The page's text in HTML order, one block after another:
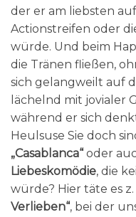
der er am liebsten
Actionstreifen oder
würde. Und beim
die Tränen fließen,
sich gelangweilt auf
lächelnd mit jovialer
während er sich
Heulsuse Sie doch
„Casablanca“ oder
Liebeskomödie, die
würde? Hier täte es z.
Verlieben“, bei der